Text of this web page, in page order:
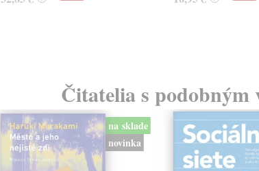
Čitatelia s
na sklade
novinka